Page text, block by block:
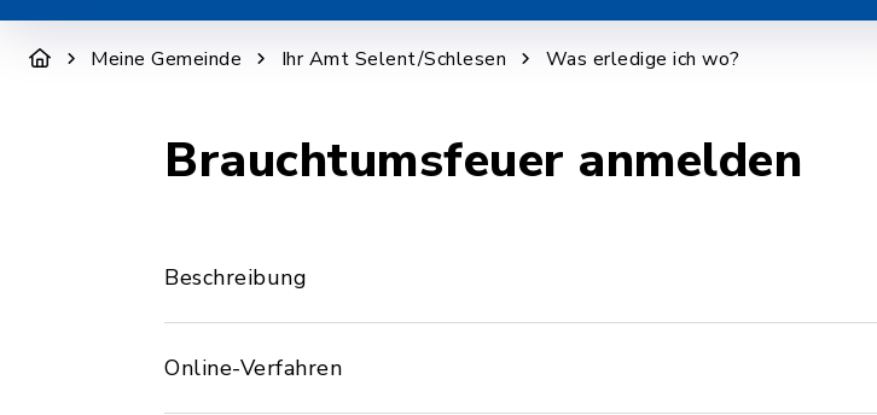
Meine Gemeinde Ihr Amt Selent/Schlesen Was erledige ich wo?
Brauchtumsfeuer anmelden
Beschreibung
Online-Verfahren